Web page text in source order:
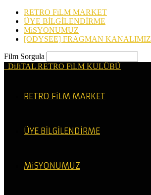
RETRO FiLM MARKET
ÜYE BİLGİLENDİRME
MiSYONUMUZ
[ODYSEE] FRAGMAN KANALIMIZ
Film Sorgula
DiJiTAL RETRO FiLM KULÜBÜ
RETRO FiLM MARKET
ÜYE BİLGİLENDİRME
MiSYONUMUZ